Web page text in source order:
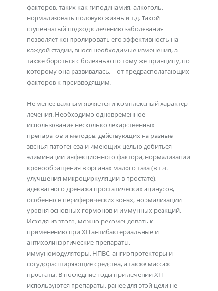
факторов, таких как гиподинамия, алкоголь,
нормализовать половую жизнь и т.д. Такой
ступенчатый подход к лечению заболевания
позволяет контролировать его эффективность на
каждой стадии, внося необходимые изменения, а
также бороться с болезнью по тому же принципу, по
которому она развивалась, – от предрасполагающих
факторов к производящим.
Не менее важным является и комплексный характер
лечения. Необходимо одновременное
использование несколько лекарственных
препаратов и методов, действующих на разные
звенья патогенеза и имеющих целью добиться
элиминации инфекционного фактора, нормализации
кровообращения в органах малого таза (в т.ч.
улучшения микроциркуляции в простате),
адекватного дренажа простатических ацинусов,
особенно в периферических зонах, нормализации
уровня основных гормонов и иммунных реакций.
Исходя из этого, можно рекомендовать к
применению при ХП антибактериальные и
антихолинэргические препараты,
иммуномодуляторы, НПВС, ангиопротекторы и
сосудорасширяющие средства, а также массаж
простаты. В последние годы при лечении ХП
используются препараты, ранее для этой цели не